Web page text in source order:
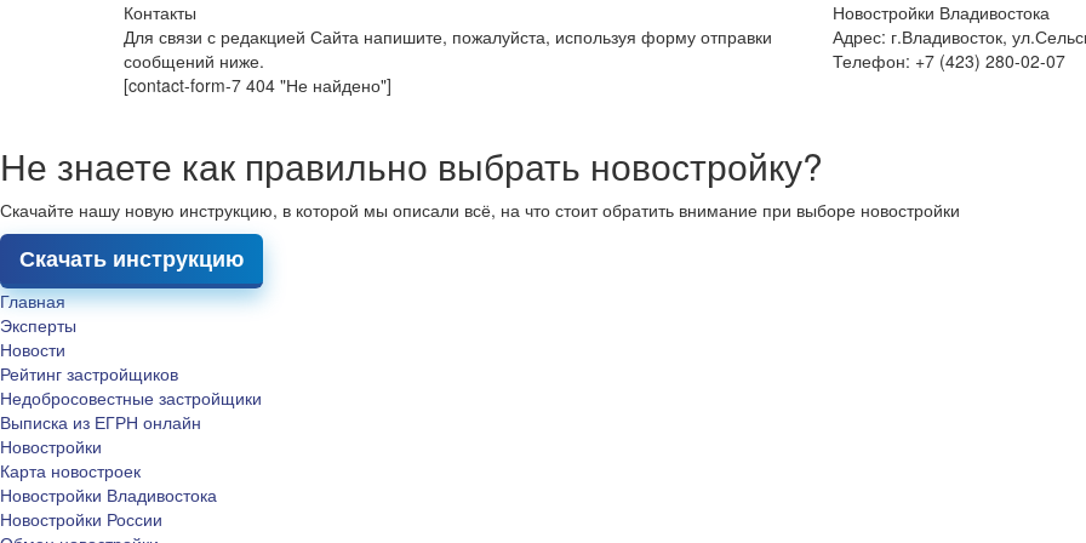
Контакты
Для связи с редакцией Сайта напишите, пожалуйста, используя форму отправки
сообщений ниже.
[contact-form-7 404 "Не найдено"]
Новостройки Владивостока
Адрес: г.Владивосток,
Телефон: +7 (423) 280-02-07
Не знаете как правильно выбрать новостройку?
Скачайте нашу новую инструкцию, в которой мы описали всё, на что стоит обратить внимание при выборе новостройки
Скачать инструкцию
Главная
Эксперты
Новости
Рейтинг застройщиков
Недобросовестные застройщики
Выписка из ЕГРН онлайн
Новостройки
Карта новостроек
Новостройки Владивостока
Новостройки России